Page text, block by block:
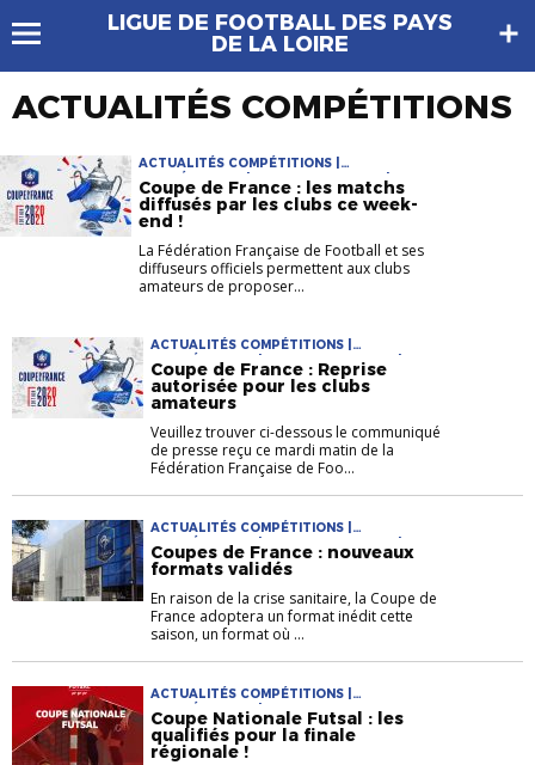
LIGUE DE FOOTBALL DES PAYS
DE LA LOIRE
ACTUALITÉS COMPÉTITIONS
ACTUALITÉS COMPÉTITIONS |
COMPÉTITIONS | COUPE DE FRANCE |
COUPES NATIONALES
Coupe de France : les matchs
diffusés par les clubs ce week-
end !
La Fédération Française de Football et ses
diffuseurs officiels permettent aux clubs
amateurs de proposer...
ACTUALITÉS COMPÉTITIONS |
COMPÉTITIONS | COUPE DE FRANCE |
COUPES NATIONALES
Coupe de France : Reprise
autorisée pour les clubs
amateurs
Veuillez trouver ci-dessous le communiqué
de presse reçu ce mardi matin de la
Fédération Française de Foo...
ACTUALITÉS COMPÉTITIONS |
COMPÉTITIONS | COUPE DE FRANCE |
COUPE DE FRANCE FÉMININE | COUPES
NATIONALES
Coupes de France : nouveaux
formats validés
En raison de la crise sanitaire, la Coupe de
France adoptera un format inédit cette
saison, un format où ...
ACTUALITÉS COMPÉTITIONS |
COMPÉTITIONS | COUPE NATIONALE
FUTSAL | COUPES NATIONALES
Coupe Nationale Futsal : les
qualifiés pour la finale
régionale !